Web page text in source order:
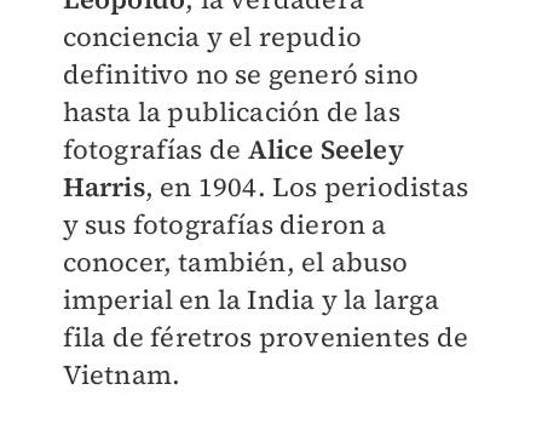
conciencia y el repudio
definitivo no se generó sino
hasta la publicación de las
fotografías de Alice Seeley
Harris, en 1904. Los periodistas
y sus fotografías dieron a
conocer, también, el abuso
imperial en la India y la larga
fila de féretros provenientes de
Vietnam.